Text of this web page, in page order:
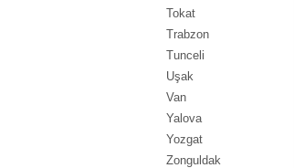
Tokat
Trabzon
Tunceli
Uşak
Van
Yalova
Yozgat
Zonguldak